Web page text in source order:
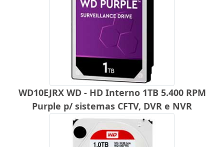
WD10EJRX WD - HD Interno 1TB 5.400 RPM
Purple p/ sistemas CFTV, DVR e NVR